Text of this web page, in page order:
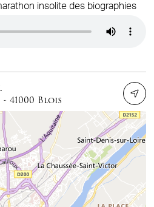
insolite des biographies
41000 Blois